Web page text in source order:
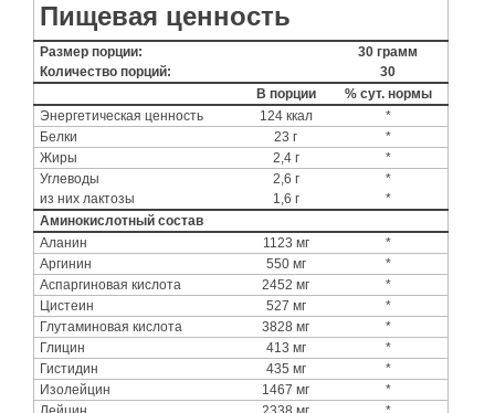
Пищевая ценность
Размер порции:
30 грамм
Количество порций:
30
В порции
% сут. нормы
Энергетическая ценность
124 ккал
*
Белки
23 г
*
Жиры
2,4 г
*
Углеводы
2,6 г
*
из них лактозы
1,6 г
*
Аминокислотный состав
Аланин
1123 мг
*
Аргинин
550 мг
*
Аспаргиновая кислота
2452 мг
*
Цистеин
527 мг
*
Глутаминовая кислота
3828 мг
*
Глицин
413 мг
*
Гистидин
435 мг
*
Изолейцин
1467 мг
*